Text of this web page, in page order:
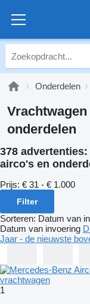
Onderdelen
onderdelen
378 advertenties:
airco's en
Prijs: € 31 - € 1.000
Filter
Sorteren: Datum van
Datum van invoering
Jaar - de nieuwste
1